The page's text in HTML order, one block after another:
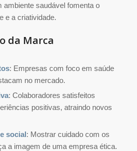
ambiente saudável fomenta o
e a criatividade.
da Marca
: Empresas com foco em saúde
no mercado.
: Colaboradores satisfeitos
positivas, atraindo novos
social: Mostrar cuidado com os
a imagem de uma empresa ética.